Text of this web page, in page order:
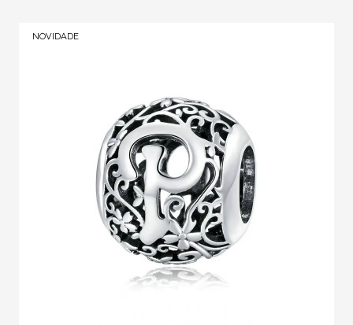
NOVIDADE